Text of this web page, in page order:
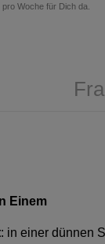
pro Woche für Dich da.
Einem
: in einer dünnen